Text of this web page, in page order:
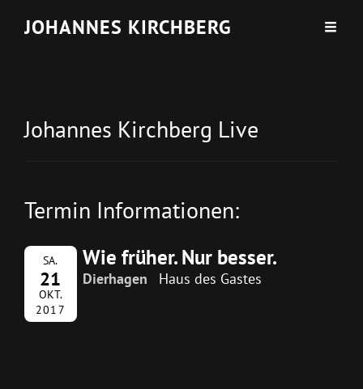
JOHANNES KIRCHBERG
Johannes Kirchberg Live
Termin Informationen:
SA.
21
OKT.
2017
Wie früher. Nur besser.
Dierhagen Haus des Gastes